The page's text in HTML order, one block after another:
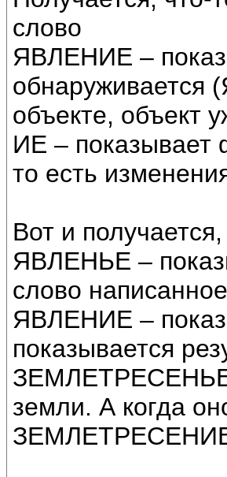
слово
ЯВЛЕНИЕ –
обнаруживается
объекте, объект
ИЕ – показывает
то есть
Вот и
ЯВЛЕНЬЕ –
слово
ЯВЛЕНИЕ –
показывается
ЗЕМЛЕТРЕСЕНЬЕ
земли. А когда